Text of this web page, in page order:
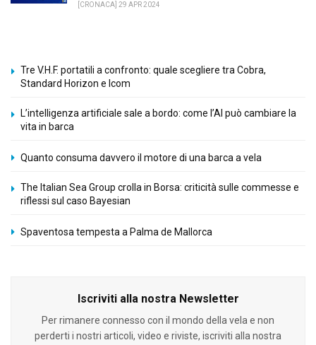
[CRONACA] 29 APR 2024
Tre V.H.F. portatili a confronto: quale scegliere tra Cobra,
Standard Horizon e Icom
L’intelligenza artificiale sale a bordo: come l’AI può cambiare la
vita in barca
Quanto consuma davvero il motore di una barca a vela
The Italian Sea Group crolla in Borsa: criticità sulle commesse e
riflessi sul caso Bayesian
Spaventosa tempesta a Palma de Mallorca
Iscriviti alla nostra Newsletter
Per rimanere connesso con il mondo della vela e non
perderti i nostri articoli, video e riviste, iscriviti alla nostra